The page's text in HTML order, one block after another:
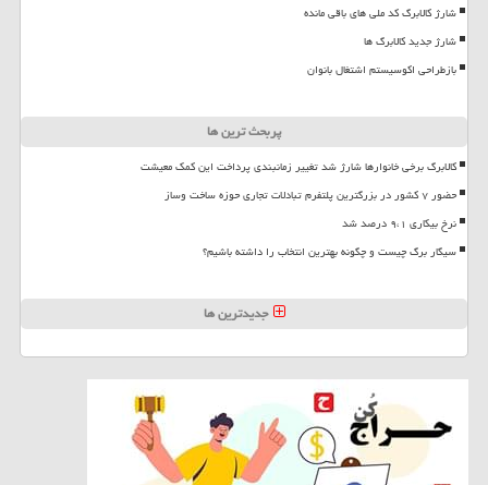
شارژ کالابرگ کد ملی های باقی مانده
شارژ جدید کالابرگ ها
بازطراحی اکوسیستم اشتغال بانوان
پربحث ترین ها
کالابرگ برخی خانوارها شارژ شد تغییر زمانبندی پرداخت این کمک معیشت
حضور ۷ کشور در بزرگترین پلتفرم تبادلات تجاری حوزه ساخت وساز
نرخ بیکاری ۹،۱ درصد شد
سیگار برگ چیست و چگونه بهترین انتخاب را داشته باشیم؟
جدیدترین ها